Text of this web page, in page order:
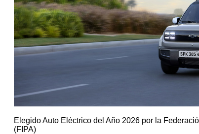
Elegido Auto Eléctrico del Año 2026 por la
(FIPA)